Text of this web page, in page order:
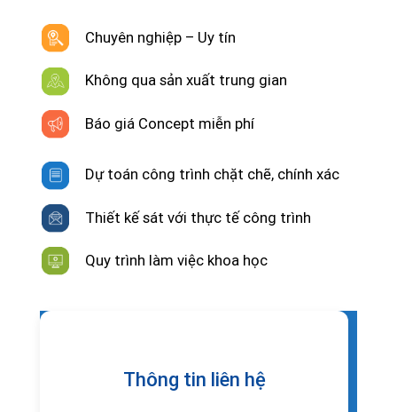
Chuyên nghiệp – Uy tín
Không qua sản xuất trung gian
Báo giá Concept miễn phí
Dự toán công trình chặt chẽ, chính xác
Thiết kế sát với thực tế công trình
Quy trình làm việc khoa học
Thông tin liên hệ